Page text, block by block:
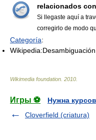
relacionados
Si llegaste aquí a
corregirlo de modo
Categoría:
Wikipedia:Desambiguación
Wikimedia foundation 2010
Игры ⚽
Нужна
Cloverfield (criatura)